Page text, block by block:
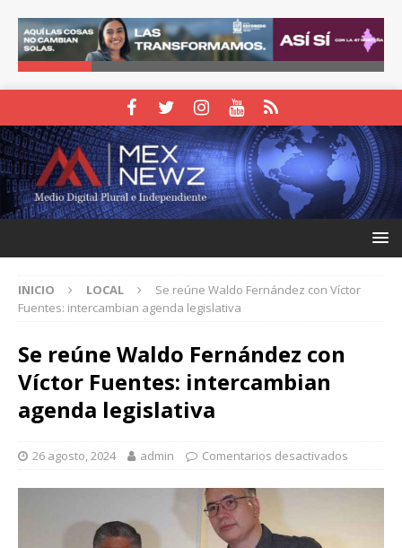
INICIO LOCAL
Se reúne Waldo Fernández con Víctor
Fuentes: intercambian agenda legislativa
Se reúne Waldo Fernández con
Víctor Fuentes: intercambian
agenda legislativa
26 agosto, 2024 admin Comentarios desactivados